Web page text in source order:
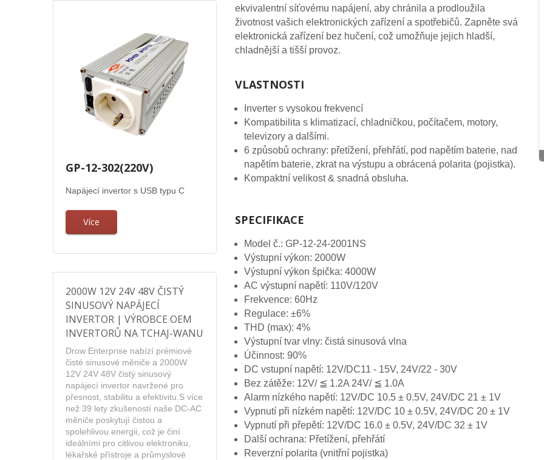
GP-12-302(220V)
Napájecí invertor s USB typu C
Více
2000W 12V 24V 48V ČISTÝ
SINUSOVÝ NAPÁJECÍ
INVERTOR | VÝROBCE OEM
INVERTORŮ NA TCHAJ-WANU
Drow Enterprise nabízí prémiové
čisté sinusové měniče a 2000W
12V 24V 48V čistý sinusový
napájecí invertor navržené pro
přesnost, stabilitu a efektivitu.S více
než 39 lety zkušeností naše DC-AC
měniče poskytují čistou a
spolehlivou energii, což je činí
ideálními pro citlivou elektroniku,
lékařské přístroje a průmyslové
ekvivalentní síťovému napájení, aby chránila a prodloužila
životnost vašich elektronických zařízení a spotřebičů. Zapněte svá
elektronická zařízení bez hučení, což umožňuje jejich hladší,
chladnější a tišší provoz.
VLASTNOSTI
Inverter s vysokou frekvencí
Kompatibilita s klimatizací, chladničkou, počítačem, motory,
televizory a dalšími.
6 způsobů ochrany: přetížení, přehřátí, pod napětím baterie, nad
napětím baterie, zkrat na výstupu a obrácená polarita (pojistka).
Kompaktní velikost & snadná obsluha.
SPECIFIKACE
Model č.: GP-12-24-2001NS
Výstupní výkon: 2000W
Výstupní výkon špička: 4000W
AC výstupní napětí: 110V/120V
Frekvence: 60Hz
Regulace: ±6%
THD (max): 4%
Výstupní tvar vlny: čistá sinusová vlna
Účinnost: 90%
DC vstupní napětí: 12V/DC11 - 15V, 24V/22 - 30V
Bez zátěže: 12V/ ≦ 1.2A 24V/ ≦ 1.0A
Alarm nízkého napětí: 12V/DC 10.5 ± 0.5V, 24V/DC 21 ± 1V
Vypnutí při nízkém napětí: 12V/DC 10 ± 0.5V, 24V/DC 20 ± 1V
Vypnutí při přepětí: 12V/DC 16.0 ± 0.5V, 24V/DC 32 ± 1V
Další ochrana: Přetížení, přehřátí
Reverzní polarita (vnitřní pojistka)